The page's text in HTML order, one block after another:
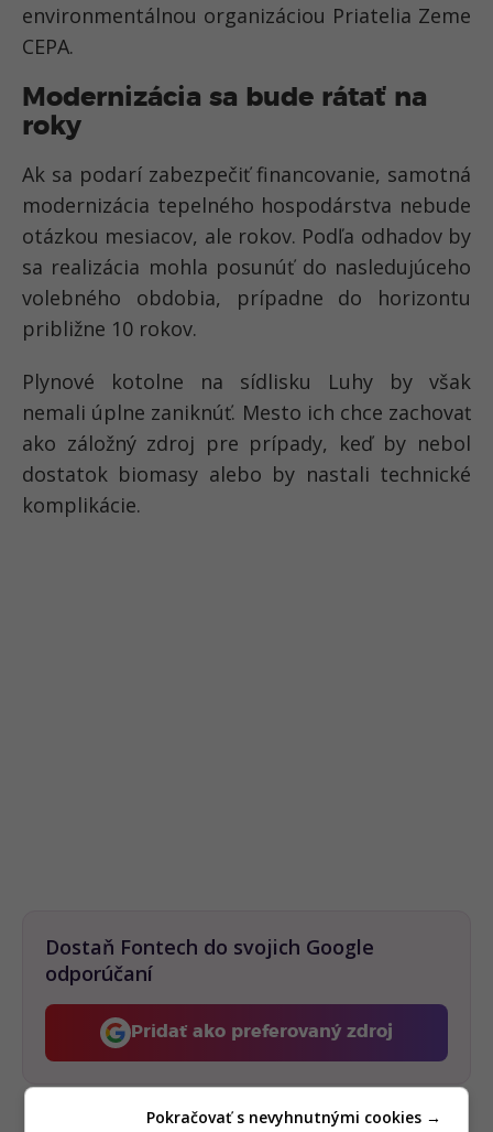
environmentálnou organizáciou Priatelia Zeme
CEPA.
Modernizácia sa bude rátať na
roky
Ak sa podarí zabezpečiť financovanie, samotná
modernizácia tepelného hospodárstva nebude
otázkou mesiacov, ale rokov. Podľa odhadov by
sa realizácia mohla posunúť do nasledujúceho
volebného obdobia, prípadne do horizontu
približne 10 rokov.
Plynové kotolne na sídlisku Luhy by však
nemali úplne zaniknúť. Mesto ich chce zachovať
ako záložný zdroj pre prípady, keď by nebol
dostatok biomasy alebo by nastali technické
komplikácie.
Dostaň Fontech do svojich Google
odporúčaní
Pridať ako preferovaný zdroj
Fontech, odkaz sa otvorí v
Pokračovať s nevyhnutnými cookies →